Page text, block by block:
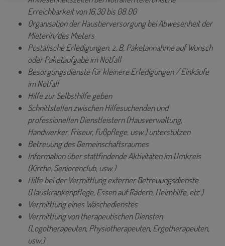
Erreichbarkeit von 16.30 bis 08.00
Organisation der Haustierversorgung bei Abwesenheit der
Mieterin/des Mieters
Postalische Erledigungen, z. B. Paketannahme auf Wunsch
oder Paketaufgabe im Notfall
Besorgungsdienste für kleinere Erledigungen / Einkäufe
im Notfall
Hilfe zur Selbsthilfe geben
Schnittstellen zwischen Hilfesuchenden und
professionellen Dienstleistern (Hausverwaltung,
Handwerker, Friseur, Fußpflege, usw.) unterstützen
Betreuung des Gemeinschaftsraumes
Information über stattfindende Aktivitäten im Umkreis
(Kirche, Seniorenclub, usw.)
Hilfe bei der Vermittlung externer Betreuungsdienste
(Hauskrankenpflege, Essen auf Rädern, Heimhilfe, etc.)
Vermittlung eines Wäschedienstes
Vermittlung von therapeutischen Diensten
(Logotherapeuten, Physiotherapeuten, Ergotherapeuten,
usw.)